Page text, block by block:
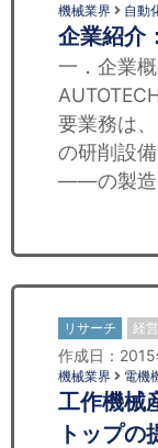
機械業界 自動
企業紹介
一．企業
要業務は
の研削設
――の製造
リサーチ 経営
作成日：
機械業界 電機
工作機
トップの